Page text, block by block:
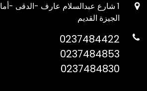
1 شارع عبدالسلام عارف -الدقى -
الجيزة القديم
0237484422
0237484853
0237484830